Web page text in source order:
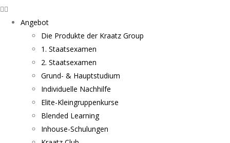
Angebot
Die Produkte der Kraatz Group
1. Staatsexamen
2. Staatsexamen
Grund- & Hauptstudium
Individuelle Nachhilfe
Elite-Kleingruppenkurse
Blended Learning
Inhouse-Schulungen